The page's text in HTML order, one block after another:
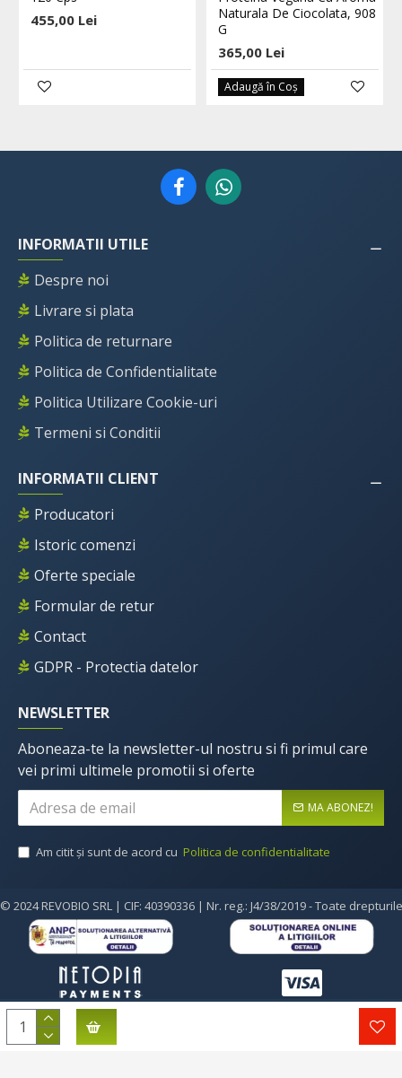
455,00 Lei
Naturala De Ciocolata, 908
G
365,00 Lei
Adaugă în Coş
INFORMATII UTILE
Despre noi
Livrare si plata
Politica de returnare
Politica de Confidentialitate
Politica Utilizare Cookie-uri
Termeni si Conditii
INFORMATII CLIENT
Producatori
Istoric comenzi
Oferte speciale
Formular de retur
Contact
GDPR - Protectia datelor
NEWSLETTER
Aboneaza-te la newsletter-ul nostru si fi primul care
vei primi ultimele promotii si oferte
MA ABONEZ!
Am citit şi sunt de acord cu Politica de confidentialitate
© 2024 REVOBIO SRL | CIF: 40390336 | Nr. reg.: J4/38/2019 - Toate